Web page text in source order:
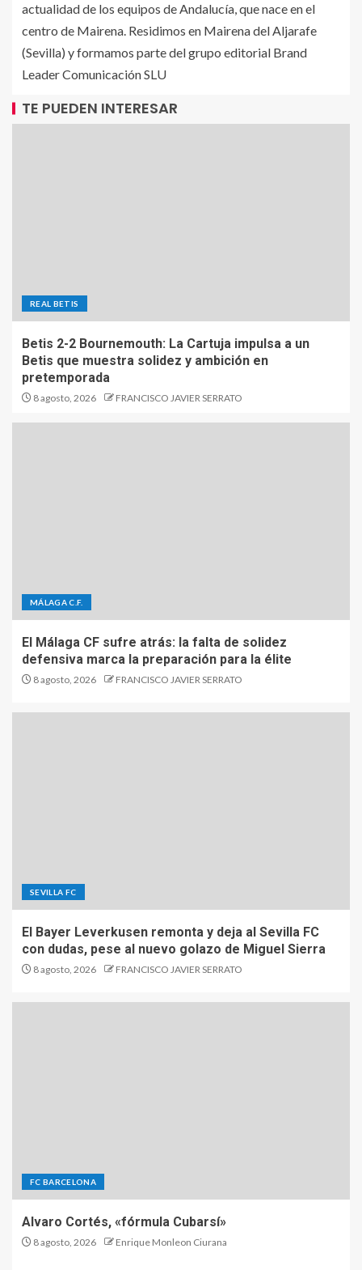
actualidad de los equipos de Andalucía, que nace en el
centro de Mairena. Residimos en Mairena del Aljarafe
(Sevilla) y formamos parte del grupo editorial Brand
Leader Comunicación SLU
TE PUEDEN INTERESAR
REAL BETIS
Betis 2-2 Bournemouth: La Cartuja impulsa a un
Betis que muestra solidez y ambición en
pretemporada
8 agosto, 2026 FRANCISCO JAVIER SERRATO
MÁLAGA C.F.
El Málaga CF sufre atrás: la falta de solidez
defensiva marca la preparación para la élite
8 agosto, 2026 FRANCISCO JAVIER SERRATO
SEVILLA FC
El Bayer Leverkusen remonta y deja al Sevilla FC
con dudas, pese al nuevo golazo de Miguel Sierra
8 agosto, 2026 FRANCISCO JAVIER SERRATO
FC BARCELONA
Alvaro Cortés, «fórmula Cubarsí»
8 agosto, 2026 Enrique Monleon Ciurana